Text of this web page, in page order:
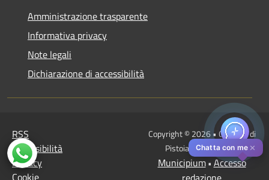
Amministrazione trasparente
Informativa privacy
Note legali
Dichiarazione di accessibilità
RSS
Accessibilità
Privacy
Cookie
Copyright © 2026 • Comune di
Pistoia • Powered by
Municipium• Accesso
Chatta con me ✕